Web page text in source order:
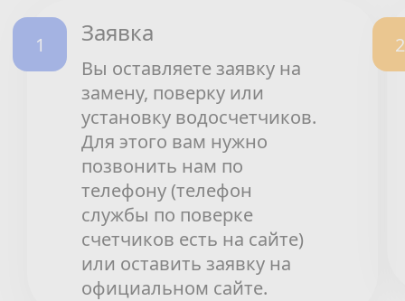
Заявка
Вы оставляете заявку на
замену, поверку или
установку водосчетчиков.
Для этого вам нужно
позвонить нам по
телефону (телефон
службы по поверке
счетчиков есть на сайте)
или оставить заявку на
официальном сайте.